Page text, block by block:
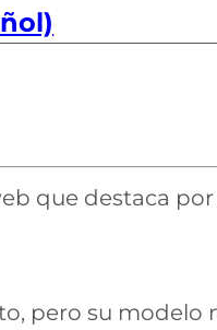
que destaca
pero su modelo